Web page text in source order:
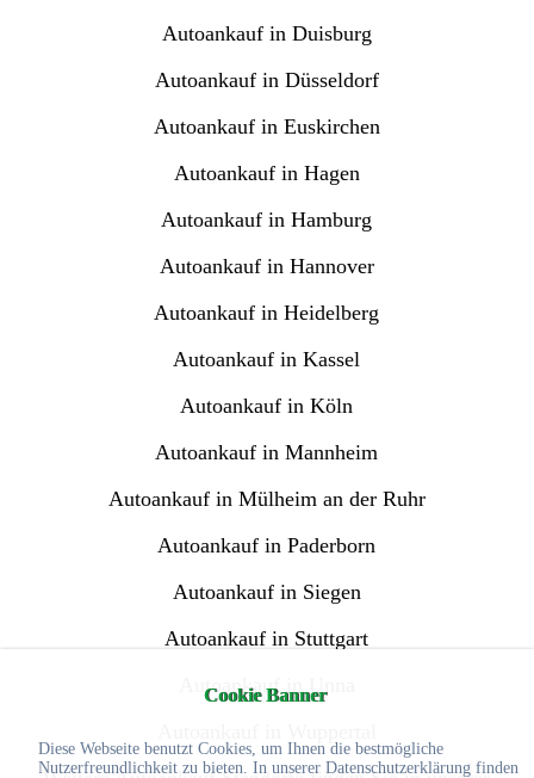
Cookie Banner
Diese Webseite benutzt Cookies, um Ihnen die bestmögliche
Nutzerfreundlichkeit zu bieten. In unserer Datenschutzerklärung finden
Autoankauf in Duisburg
Autoankauf in Düsseldorf
Autoankauf in Euskirchen
Autoankauf in Hagen
Autoankauf in Hamburg
Autoankauf in Hannover
Autoankauf in Heidelberg
Autoankauf in Kassel
Autoankauf in Köln
Autoankauf in Mannheim
Autoankauf in Mülheim an der Ruhr
Autoankauf in Paderborn
Autoankauf in Siegen
Autoankauf in Stuttgart
Autoankauf in Unna